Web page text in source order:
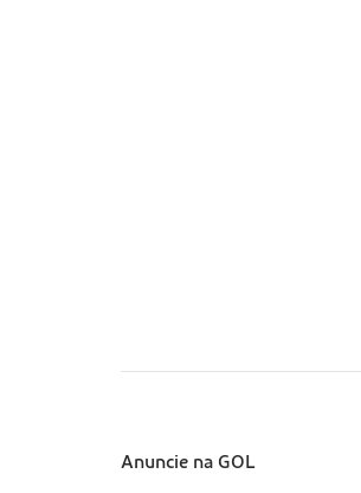
Sobre a Gol (footer)
Anuncie na GOL